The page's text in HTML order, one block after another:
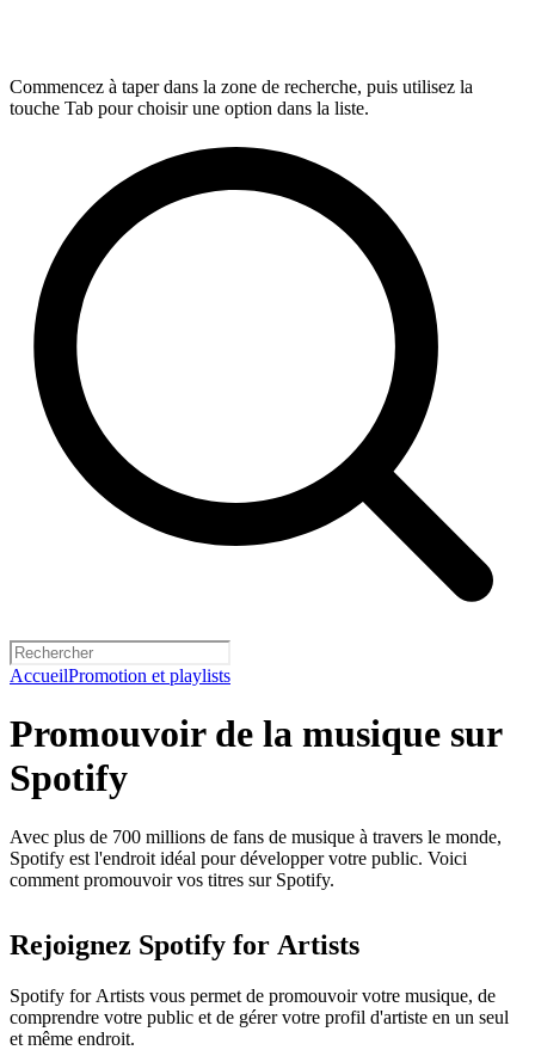
Commencez à taper dans la zone de recherche, puis utilisez la
touche Tab pour choisir une option dans la liste.
AccueilPromotion et playlists
Promouvoir de la musique sur
Spotify
Avec plus de 700 millions de fans de musique à travers le monde,
Spotify est l'endroit idéal pour développer votre public. Voici
comment promouvoir vos titres sur Spotify.
Rejoignez Spotify for Artists
Spotify for Artists vous permet de promouvoir votre musique, de
comprendre votre public et de gérer votre profil d'artiste en un seul
et même endroit.